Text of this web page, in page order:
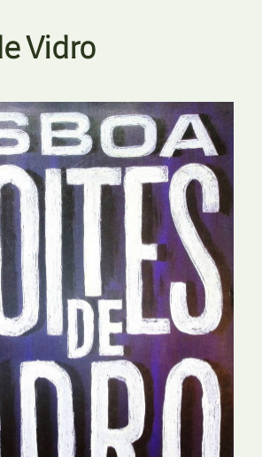
Vidro